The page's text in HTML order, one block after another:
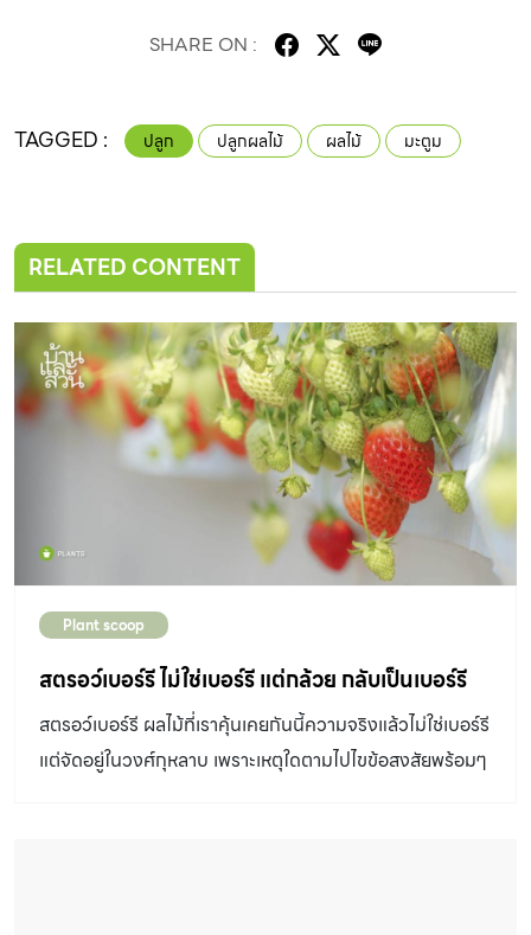
SHARE ON :
TAGGED : ปลูก ปลูกผลไม้ ผลไม้ มะตูม
RELATED CONTENT
Plant scoop
สตรอว์เบอร์รี ไม่ใช่เบอร์รี แต่กล้วย กลับเป็นเบอร์รี
สตรอว์เบอร์รี ผลไม้ที่เราคุ้นเคยกันนี้ความจริงแล้วไม่ใช่เบอร์รี
แต่จัดอยู่ในวงศ์กุหลาบ เพราะเหตุใดตามไปไขข้อสงสัยพร้อมๆ